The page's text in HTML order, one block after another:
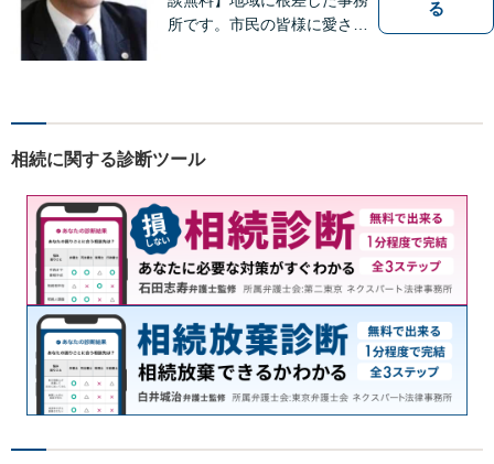
所です。市民の皆様に愛され
軽にご連絡ください。
る
相続に関する診断ツール